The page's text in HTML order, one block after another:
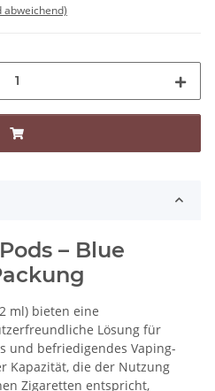
abweichend)
– Blue
ml) bieten eine
Lösung für
und befriedigendes Vaping-
Kapazität, die der Nutzung
Zigaretten entspricht,